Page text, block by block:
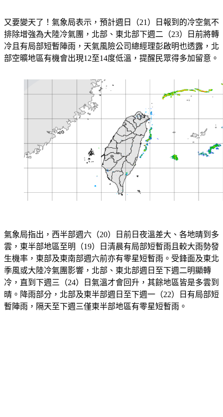
又要變天了！氣象局表示，預計週日（21）日報到的冷空氣不
排除增強為大陸冷氣團，北部、東北部下週二（23）日前將轉
冷且有局部短暫陣雨，天氣風險公司總經理彭啟明也透露，北
部空曠地區有機會出現12至14度低溫，提醒民眾得多加留意。
氣象局指出，西半部週六（20）日前日夜溫差大、各地晴到多
雲，東半部地區至明（19）日清晨有局部短暫雨且較大雨勢發
生機率，東部及東南部週六前亦有零星短暫雨。受鋒面及東北
季風或大陸冷氣團影響，北部、東北部週日至下週二明顯轉
冷，直到下週三（24）日氣溫才會回升，其餘地區皆是多雲到
晴。降雨部分，北部及東半部週日至下週一（22）日有局部短
暫陣雨，隔天至下週三僅東半部地區有零星短暫雨。